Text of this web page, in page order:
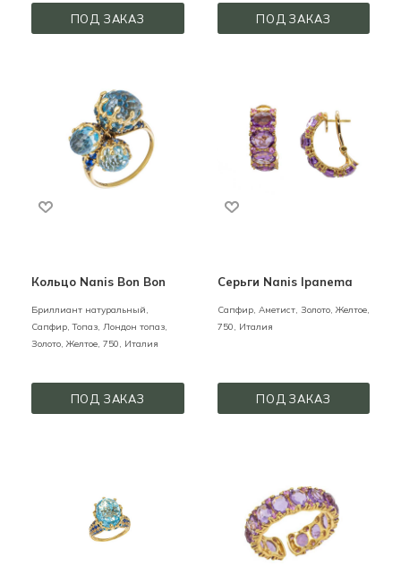
ПОД ЗАКАЗ ПОД ЗАКАЗ
Кольцо Nanis Bon Bon
Бриллиант натуральный,
Сапфир, Топаз, Лондон топаз,
Золото,Желтое, 750, Италия
ПОД ЗАКАЗ
Серьги Nanis Ipanema
Сапфир, Аметист, Золото,Желтое,
750, Италия
ПОД ЗАКАЗ